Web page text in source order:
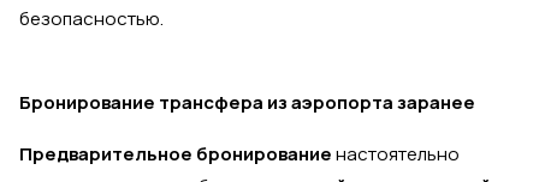
безопасностью.
Бронирование трансфера из аэропорта заранее
Предварительное бронированиенастоятельно